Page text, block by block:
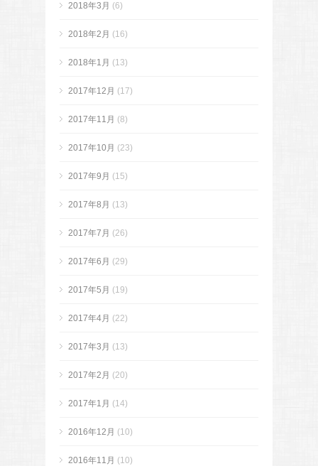
2018年3月 (6)
2018年2月 (16)
2018年1月 (13)
2017年12月 (17)
2017年11月 (8)
2017年10月 (23)
2017年9月 (15)
2017年8月 (13)
2017年7月 (26)
2017年6月 (29)
2017年5月 (19)
2017年4月 (22)
2017年3月 (13)
2017年2月 (20)
2017年1月 (14)
2016年12月 (10)
2016年11月 (10)